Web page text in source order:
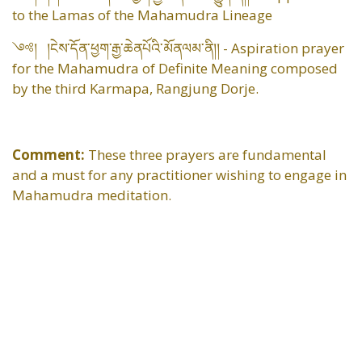
to the Lamas of the Mahamudra Lineage
༺། །ངེས་དོན་ཕྱག་རྒྱ་ཆེནཔོའི་མོནལམ་ནི།། - Aspiration prayer
for the Mahamudra of Definite Meaning composed
by the third Karmapa, Rangjung Dorje.
Comment: These three prayers are fundamental
and a must for any practitioner wishing to engage in
Mahamudra meditation.